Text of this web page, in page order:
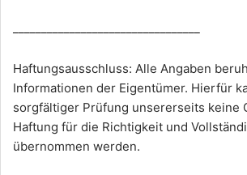
Haftungsausschluss: Alle Angaben
Informationen der Eigentümer. Hierfür
sorgfältiger Prüfung unsererseits keine
Haftung für die Richtigkeit und
übernommen werden.